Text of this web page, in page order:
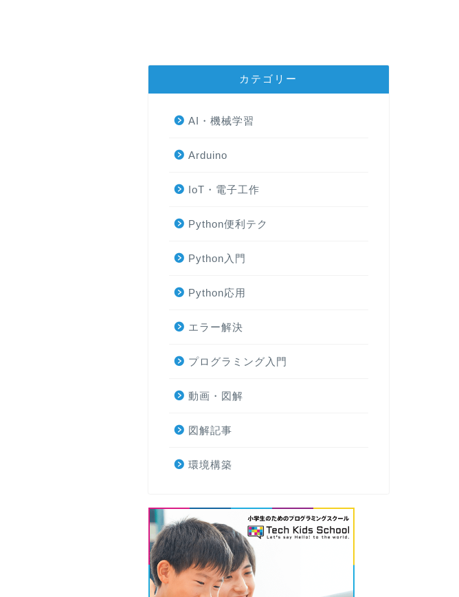
カテゴリー
AI・機械学習
Arduino
IoT・電子工作
Python便利テク
Python入門
Python応用
エラー解決
プログラミング入門
動画・図解
図解記事
環境構築